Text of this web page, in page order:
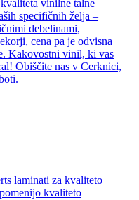
vinilne talne
specifičnih želja –
debelinami,
cena pa je odvisna
Kakovostni vinil, ki vas
Obiščite nas v Cerknici,
laminati za kvaliteto
kvaliteto